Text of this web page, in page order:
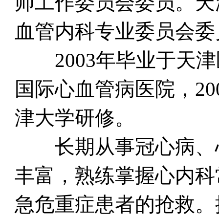
血管内科专业委员会
2003年毕业于天津
国际心血管病医院，
津大学研修。
长期从事冠心病、
丰富，熟练掌握心内
急危重症患者的抢救